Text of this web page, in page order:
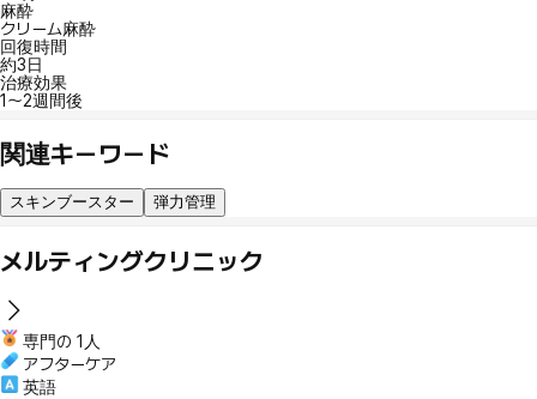
麻酔
クリーム麻酔
回復時間
約3日
治療効果
1〜2週間後
関連キーワード
スキンブースター 弾力管理
メルティングクリニック
専門の 1人
アフターケア
英語